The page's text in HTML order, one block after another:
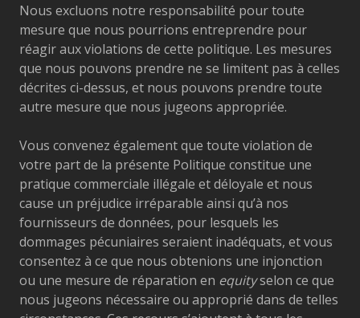
Nous excluons notre responsabilité pour toute
mesure que nous pourrions entreprendre pour
réagir aux violations de cette politique. Les mesures
que nous pouvons prendre ne se limitent pas à celles
décrites ci-dessus, et nous pouvons prendre toute
autre mesure que nous jugeons appropriée.
Vous convenez également que toute violation de
votre part de la présente Politique constitue une
pratique commerciale illégale et déloyale et nous
cause un préjudice irréparable ainsi qu’à nos
fournisseurs de données, pour lesquels les
dommages pécuniaires seraient inadéquats, et vous
consentez à ce que nous obtenions une injonction
ou une mesure de réparation en equityselon ce que
nous jugeons nécessaire ou approprié dans de telles